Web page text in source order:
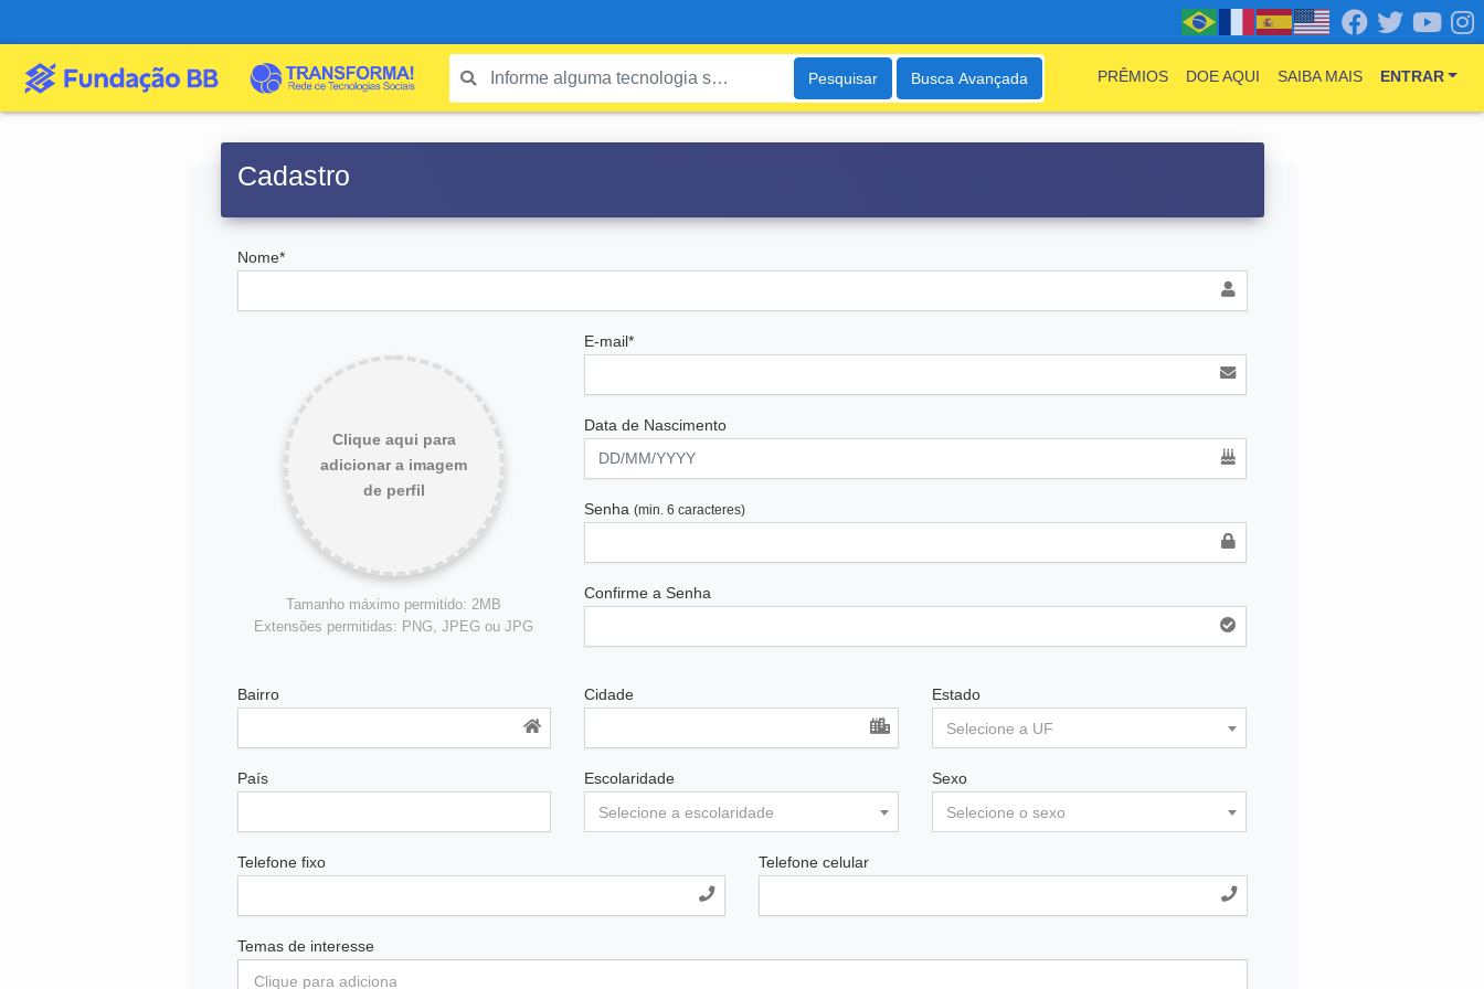
Pesquisar Busca Avançada PRÊMIOS DOE AQUI SAIBA MAIS ENTRAR
Cadastro
Nome*
Clique aqui para
adicionar a imagem
de perfil
Tamanho máximo permitido: 2MB
Extensões permitidas: PNG, JPEG ou JPG
E-mail*
Data de Nascimento
Senha(min. 6 caracteres)
Confirme a Senha
Bairro Cidade
Estado
Selecione a UF
País
Escolaridade
Selecione a escolaridade
Sexo
Selecione o sexo
Telefone fixo Telefone celular
Temas de interesse